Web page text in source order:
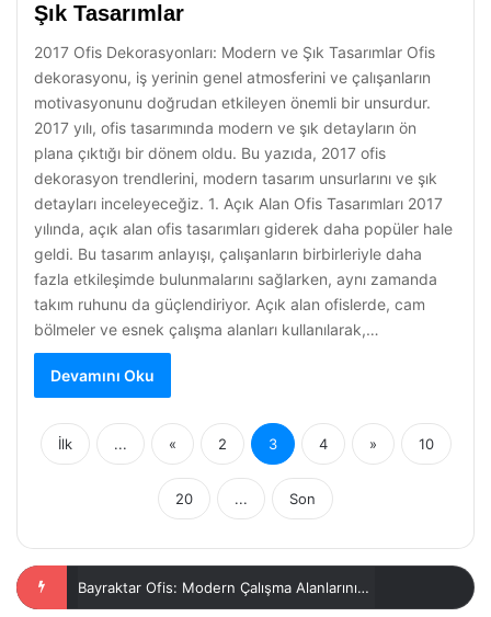
Şık Tasarımlar
2017 Ofis Dekorasyonları: Modern ve Şık Tasarımlar Ofis
dekorasyonu, iş yerinin genel atmosferini ve çalışanların
motivasyonunu doğrudan etkileyen önemli bir unsurdur.
2017 yılı, ofis tasarımında modern ve şık detayların ön
plana çıktığı bir dönem oldu. Bu yazıda, 2017 ofis
dekorasyon trendlerini, modern tasarım unsurlarını ve şık
detayları inceleyeceğiz. 1. Açık Alan Ofis Tasarımları 2017
yılında, açık alan ofis tasarımları giderek daha popüler hale
geldi. Bu tasarım anlayışı, çalışanların birbirleriyle daha
fazla etkileşimde bulunmalarını sağlarken, aynı zamanda
takım ruhunu da güçlendiriyor. Açık alan ofislerde, cam
bölmeler ve esnek çalışma alanları kullanılarak,…
Devamını Oku
İlk ... « 2 3 4 » 10
20 ... Son